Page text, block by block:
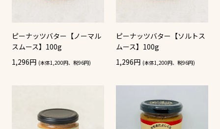
ピーナッツバター【ノーマル
スムース】100g
1,296円 (本体1,200円、税96円)
ピーナッツバター【ソルトス
ムース】100g
1,296円 (本体1,200円、税96円)